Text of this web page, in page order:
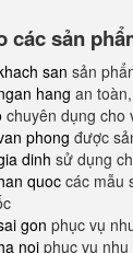
các sản
san sản
hang an
chuyên dụng cho
phong được
dinh sử dụng
quoc các mẫu
gon phục vụ
noi phục vụ